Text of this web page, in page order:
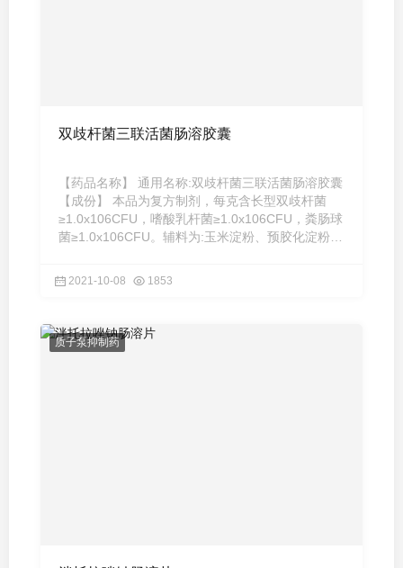
双歧杆菌三联活菌肠溶胶囊
【药品名称】 通用名称:双歧杆菌三联活菌肠溶胶囊
【成份】 本品为复方制剂，每克含长型双歧杆菌
≥1.0x106CFU，嗜酸乳杆菌≥1.0x106CFU，粪肠球
菌≥1.0x106CFU。辅料为:玉米淀粉、预胶化淀粉、
2021-10-08 1853
质子泵抑制药